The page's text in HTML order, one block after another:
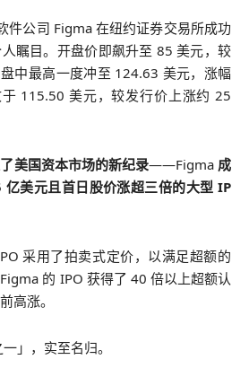
件公司 Figma 在纽约证券交易所成功
瞩目。开盘价即飙升至 85 美元，较
中最高一度冲至 124.63 美元，涨幅
115.50 美元，较发行价上涨约 25
美国资本市场的新纪录——Figma 成
亿美元且首日股价涨超三倍的大型 IP
采用了拍卖式定价，以满足超额的
的 IPO 获得了 40 倍以上超额认
高涨。
」，实至名归。